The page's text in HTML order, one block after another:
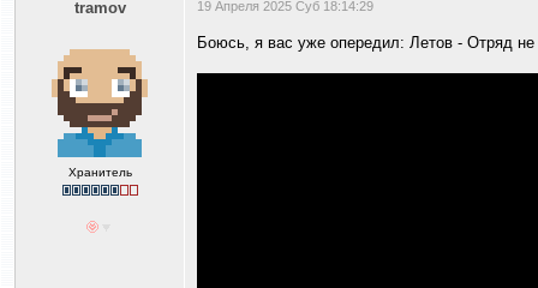
tramov
Хранитель
19 Апреля 2025 Суб 18:14:29
Боюсь, я вас уже опередил: Летов - Отряд не